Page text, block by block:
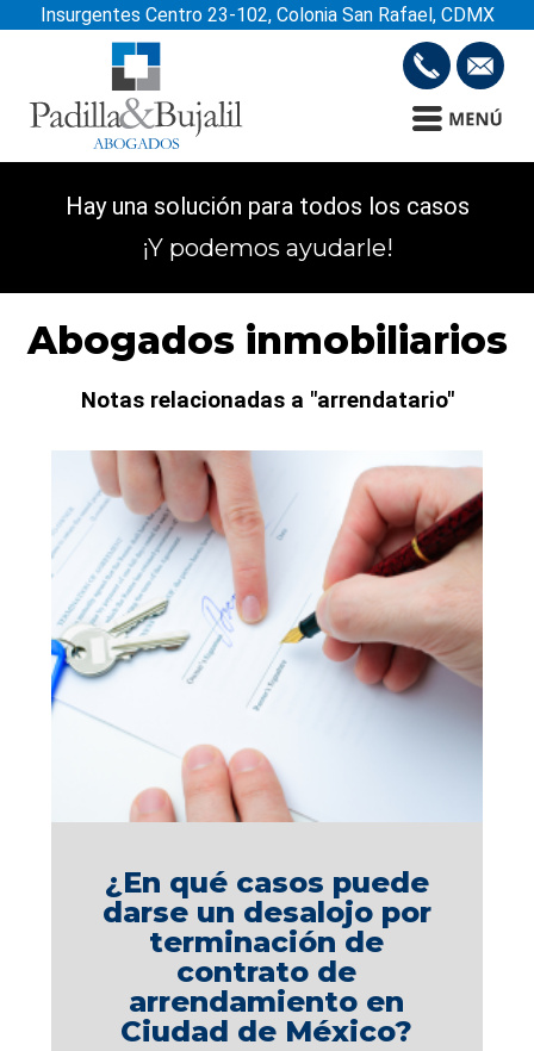
Insurgentes Centro 23-102, Colonia San Rafael, CDMX
Hay una solución para todos los casos
¡Y podemos ayudarle!
Abogados inmobiliarios
Notas relacionadas a "arrendatario"
¿En qué casos puede
darse un desalojo por
terminación de
contrato de
arrendamiento en
Ciudad de México?